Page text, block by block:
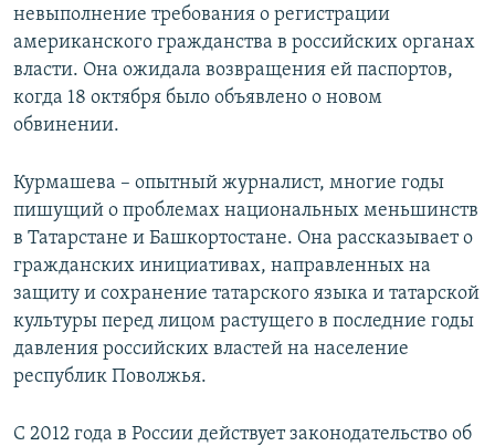
невыполнение требования о регистрации
американского гражданства в российских органах
власти. Она ожидала возвращения ей паспортов,
когда 18 октября было объявлено о новом
обвинении.
Курмашева – опытный журналист, многие годы
пишущий о проблемах национальных меньшинств
в Татарстане и Башкортостане. Она рассказывает о
гражданских инициативах, направленных на
защиту и сохранение татарского языка и татарской
культуры перед лицом растущего в последние годы
давления российских властей на население
республик Поволжья.
С 2012 года в России действует законодательство об